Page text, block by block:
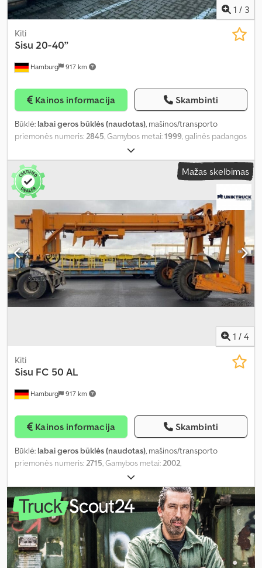
1 / 3
Hamburg 917 km
Kiti
Sisu 20-40”
Kainos informacija Skambinti
Būklė: labai geros būklės (naudotas), mašinos/transporto
priemonės numeris: 2845 , Gamybos metai:1999 , galinės padangos
Mažas skelbimas
1 / 4
Hamburg 917 km
Kiti
Sisu FC 50 AL
Kainos informacija Skambinti
Būklė: labai geros būklės (naudotas), mašinos/transporto
priemonės numeris:2715, Gamybos metai:2002,